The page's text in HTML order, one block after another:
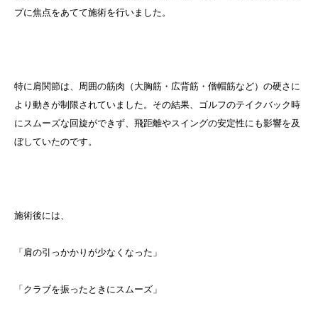
プに焦点をあてて施術を行いました。
特に肩関節は、周囲の筋肉（大胸筋・広背筋・僧帽筋など）の硬さに
より動きが制限されていました。その結果、ゴルフのテイクバック時
にスムーズな回旋ができず、飛距離やスイングの安定性にも影響を及
ぼしていたのです。
施術後には、
「肩の引っかかりが少なくなった」
「クラブを振ったときにスムーズ」